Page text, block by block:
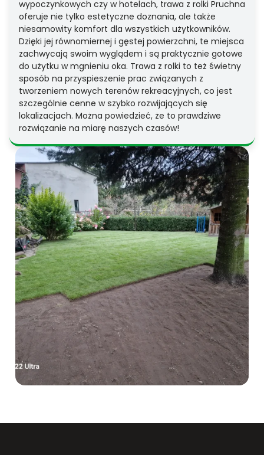
wypoczynkowych czy w hotelach, trawa z rolki Pruchna
oferuje nie tylko estetyczne doznania, ale także
niesamowity komfort dla wszystkich użytkowników.
Dzięki jej równomiernej i gęstej powierzchni, te miejsca
zachwycają swoim wyglądem i są praktycznie gotowe
do użytku w mgnieniu oka. Trawa z rolki to też świetny
sposób na przyspieszenie prac związanych z
tworzeniem nowych terenów rekreacyjnych, co jest
szczególnie cenne w szybko rozwijających się
lokalizacjach. Można powiedzieć, że to prawdziwe
rozwiązanie na miarę naszych czasów!